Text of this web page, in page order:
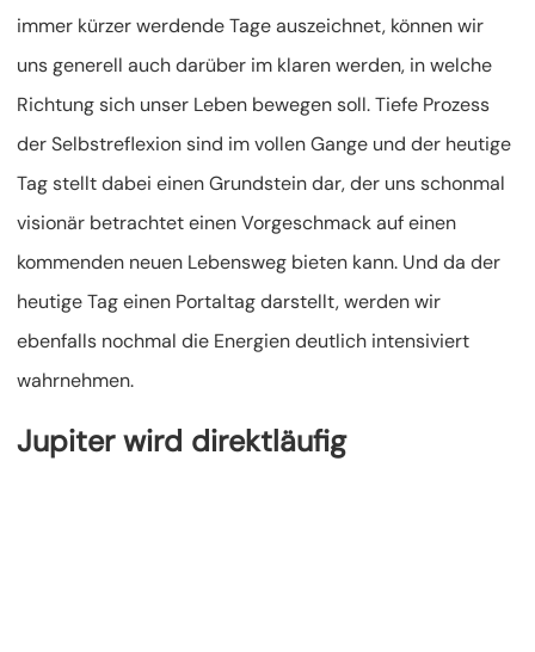
immer kürzer werdende Tage auszeichnet, können wir
uns generell auch darüber im klaren werden, in welche
Richtung sich unser Leben bewegen soll. Tiefe Prozess
der Selbstreflexion sind im vollen Gange und der heutige
Tag stellt dabei einen Grundstein dar, der uns schonmal
visionär betrachtet einen Vorgeschmack auf einen
kommenden neuen Lebensweg bieten kann. Und da der
heutige Tag einen Portaltag darstellt, werden wir
ebenfalls nochmal die Energien deutlich intensiviert
wahrnehmen.
Jupiter wird direktläufig